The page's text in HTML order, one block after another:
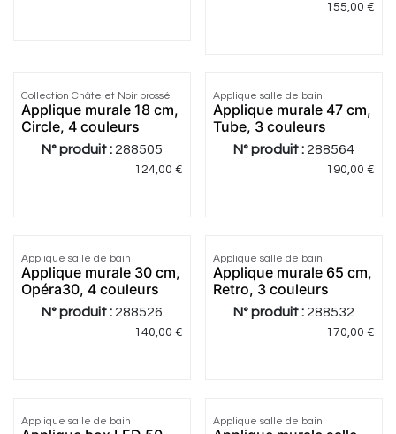
155,00 €
Collection Châtelet Noir brossé
Applique murale 18 cm,
Circle, 4 couleurs
N° produit : 288505
124,00 €
Applique salle de bain
Applique murale 47 cm,
Tube, 3 couleurs
N° produit : 288564
190,00 €
Applique salle de bain
Applique murale 30 cm,
Opéra30, 4 couleurs
N° produit : 288526
140,00 €
Applique salle de bain
Applique murale 65 cm,
Retro, 3 couleurs
N° produit : 288532
170,00 €
Applique salle de bain Applique salle de bain